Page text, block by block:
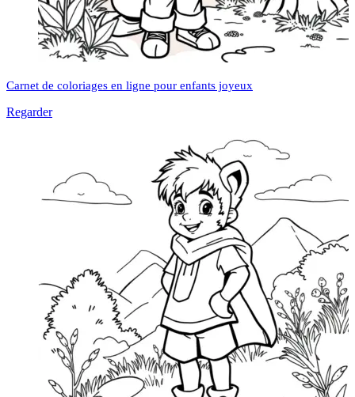
Carnet de coloriages en ligne pour enfants joyeux
Regarder